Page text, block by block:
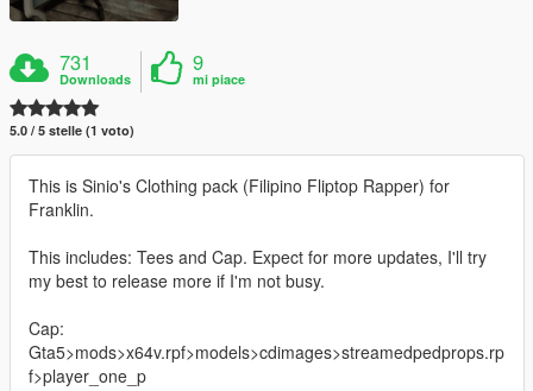
731
Downloads
9
mi piace
5.0 / 5 stelle (1 voto)
This is Sinio's Clothing pack (Filipino Fliptop Rapper) for
Franklin.
This includes: Tees and Cap. Expect for more updates, I'll try
my best to release more if I'm not busy.
Cap:
Gta5>mods>x64v.rpf>models>cdimages>streamedpedprops.rp
f>player_one_p